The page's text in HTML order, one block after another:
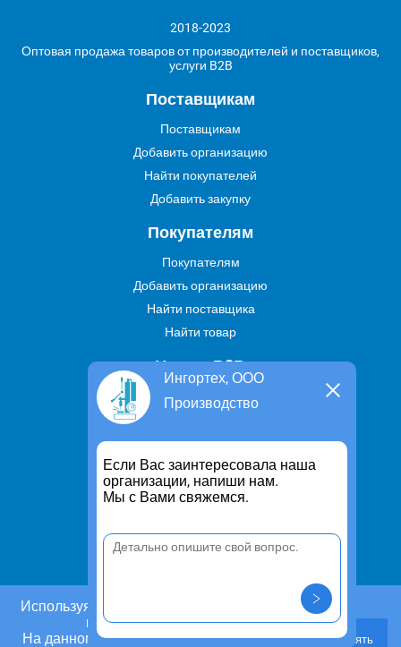
Ингортех, ООО
Производство
Если Вас заинтересовала наша
организации, напиши нам.
Мы с Вами свяжемся.
Используя этот сайт, Вы даете согласие на
использование cookies.
На данном этапе Вы можете отказаться от
Принять
2018-2023
Оптовая продажа товаров от производителей и поставщиков,
услуги B2B
Поставщикам
Поставщикам
Добавить организацию
Найти покупателей
Добавить закупку
Покупателям
Покупателям
Добавить организацию
Найти поставщика
Найти товар
Услуги В2В
Найти услугу
Предложить свою услугу
Дропшиппинг
Транспортные услуги
Информация
Политика конфиденциальности
Контакты